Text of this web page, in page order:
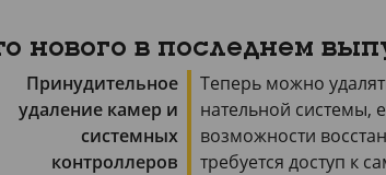
нового в последнем
Принудительное
удаление камер и
системных
контроллеров
Теперь можно
нательной системы,
возможности
требуется доступ к